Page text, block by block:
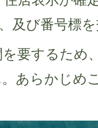
及び番号標
要するため
あらかじめ